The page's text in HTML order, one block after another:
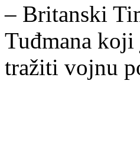
– Britanski
Tuđmana koji
tražiti vojnu